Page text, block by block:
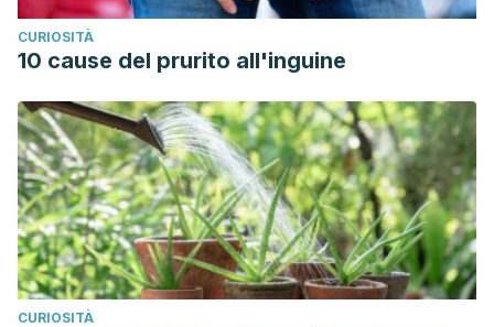
CURIOSITÀ
10 cause del prurito all'inguine
CURIOSITÀ